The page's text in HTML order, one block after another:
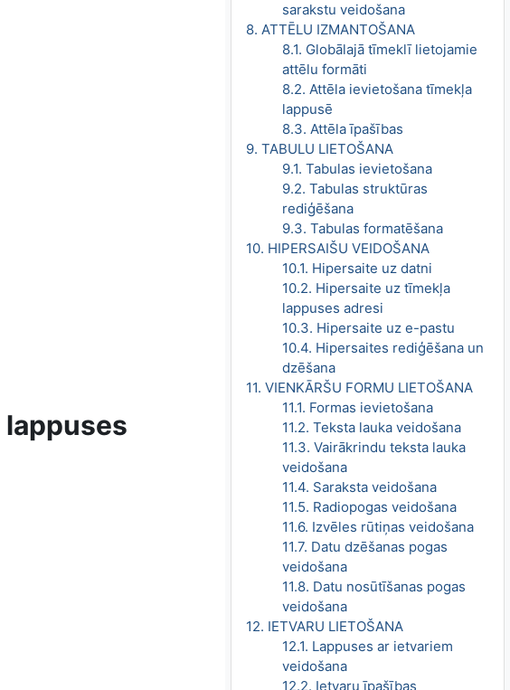
sarakstu veidošana
8. ATTĒLU IZMANTOŠANA
8.1. Globālajā tīmeklī lietojamie
attēlu formāti
8.2. Attēla ievietošana tīmekļa
lappusē
8.3. Attēla īpašības
9. TABULU LIETOŠANA
9.1. Tabulas ievietošana
9.2. Tabulas struktūras
rediģēšana
9.3. Tabulas formatēšana
10. HIPERSAIŠU VEIDOŠANA
10.1. Hipersaite uz datni
10.2. Hipersaite uz tīmekļa
lappuses adresi
10.3. Hipersaite uz e-pastu
10.4. Hipersaites rediģēšana un
dzēšana
11. VIENKĀRŠU FORMU LIETOŠANA
11.1. Formas ievietošana
11.2. Teksta lauka veidošana
11.3. Vairākrindu teksta lauka
veidošana
11.4. Saraksta veidošana
11.5. Radiopogas veidošana
11.6. Izvēles rūtiņas veidošana
11.7. Datu dzēšanas pogas
veidošana
11.8. Datu nosūtīšanas pogas
veidošana
12. IETVARU LIETOŠANA
12.1. Lappuses ar ietvariem
veidošana
12.2. Ietvaru īpašības
lappuses